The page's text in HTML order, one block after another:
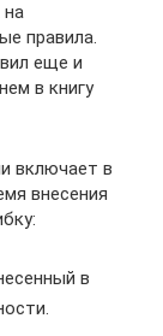
на
правила.
еще и
в книгу
включает в
внесения
в